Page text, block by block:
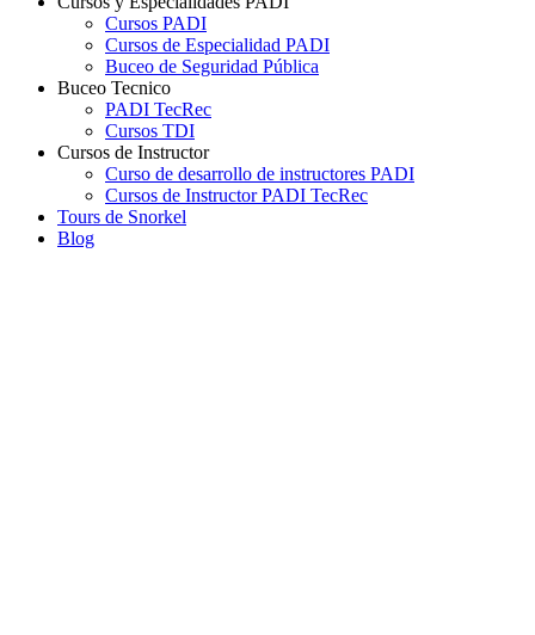
Cursos PADI
Cursos de Especialidad PADI
Buceo de Seguridad Pública
Buceo Tecnico
PADI TecRec
Cursos TDI
Cursos de Instructor
Curso de desarrollo de instructores PADI
Cursos de Instructor PADI TecRec
Tours de Snorkel
Blog